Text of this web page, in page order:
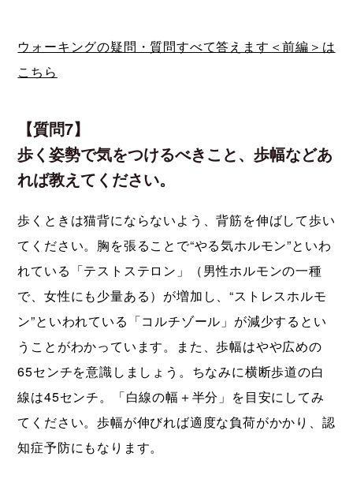
ウォーキングの疑問・質問すべて答えます＜前編＞は
こちら
【質問7】
歩く姿勢で気をつけるべきこと、歩幅などあ
れば教えてください。
歩くときは猫背にならないよう、背筋を伸ばして歩い
てください。胸を張ることで“やる気ホルモン”といわ
れている「テストステロン」（男性ホルモンの一種
で、女性にも少量ある）が増加し、“ストレスホルモ
ン”といわれている「コルチゾール」が減少するとい
うことがわかっています。また、歩幅はやや広めの
65センチを意識しましょう。ちなみに横断歩道の白
線は45センチ。「白線の幅＋半分」を目安にしてみ
てください。歩幅が伸びれば適度な負荷がかかり、認
知症予防にもなります。